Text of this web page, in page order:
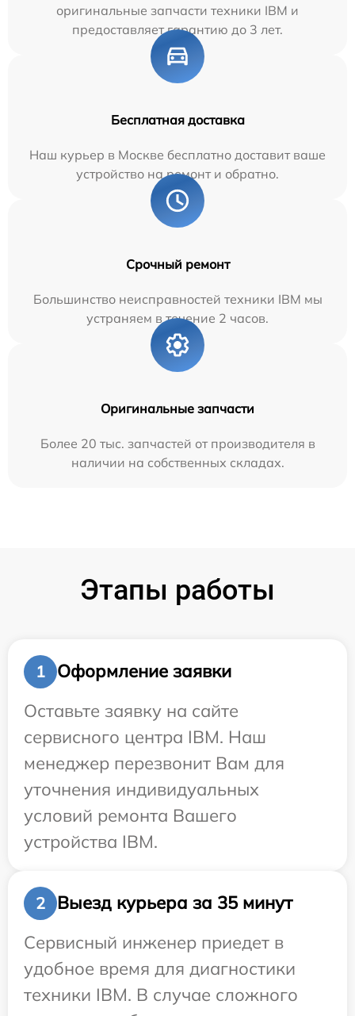
оригинальные запчасти техники IBM и
предоставляет гарантию до 3 лет.
Бесплатная доставка
Наш курьер в Москве бесплатно доставит ваше
устройство на ремонт и обратно.
Срочный ремонт
Большинство неисправностей техники IBM мы
устраняем в течение 2 часов.
Оригинальные запчасти
Более 20 тыс. запчастей от производителя в
наличии на собственных складах.
Этапы работы
1
Оформление заявки
Оставьте заявку на сайте
сервисного центра IBM. Наш
менеджер перезвонит Вам для
уточнения индивидуальных
условий ремонта Вашего
устройства IBM.
2
Выезд курьера за 35 минут
Сервисный инженер приедет в
удобное время для диагностики
техники IBM. В случае сложного